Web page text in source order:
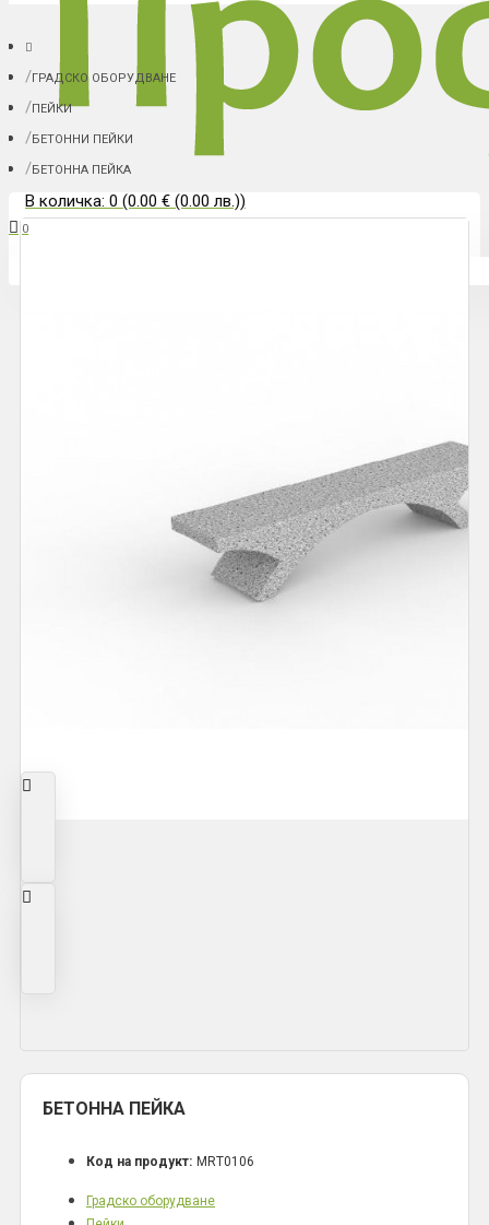
В количка: 0 (0.00 € (0.00 лв.))
0
ГРАДСКО ОБОРУДВАНЕ
ПЕЙКИ
БЕТОННИ ПЕЙКИ
БЕТОННА ПЕЙКА
БЕТОННА ПЕЙКА
Код на продукт: MRT0106
Градско оборудване